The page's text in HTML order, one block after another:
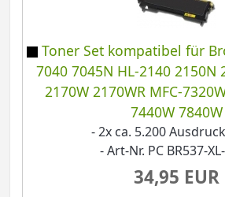
Toner Set kompatibel für
7040 7045N HL-2140 2150N
2170W 2170WR MFC-
7440W 7840W
- 2x ca. 5.200
- Art-Nr. PC BR537-
34,95 EUR